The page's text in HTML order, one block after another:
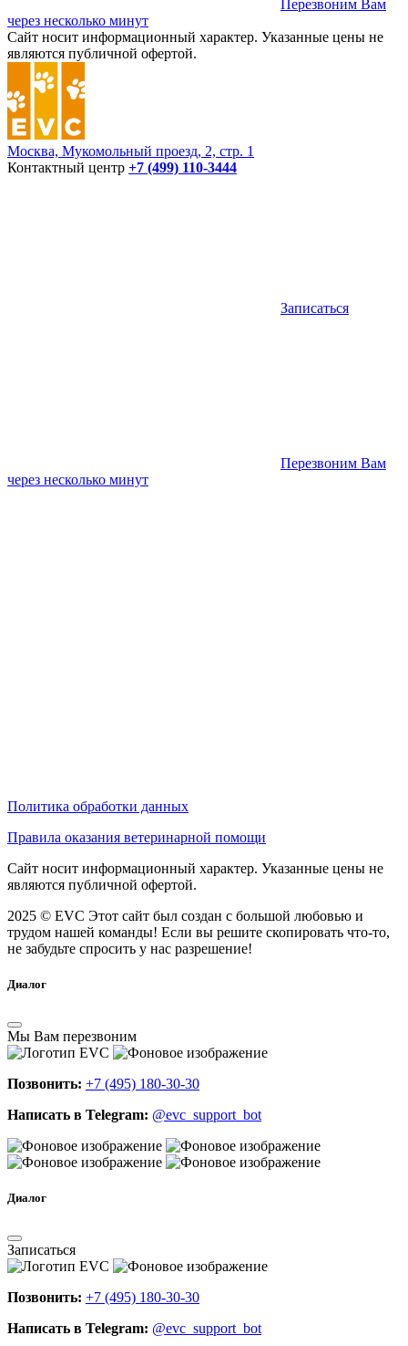
Перезвоним Вам
через несколько минут
Сайт носит информационный характер. Указанные цены не
являются публичной офертой.
Москва, Мукомольный проезд, 2, стр. 1
Контактный центр +7 (499) 110-3444
Записаться
Перезвоним Вам
через несколько минут
Политика обработки данных
Правила оказания ветеринарной помощи
Сайт носит информационный характер. Указанные цены не
являются публичной офертой.
2025 © EVC Этот сайт был создан с большой любовью и
трудом нашей команды! Если вы решите скопировать что-то,
не забудьте спросить у нас разрешение!
Диалог
Мы Вам перезвоним
Позвонить: +7 (495) 180-30-30
Написать в Telegram: @evc_support_bot
Диалог
Записаться
Позвонить: +7 (495) 180-30-30
Написать в Telegram: @evc_support_bot